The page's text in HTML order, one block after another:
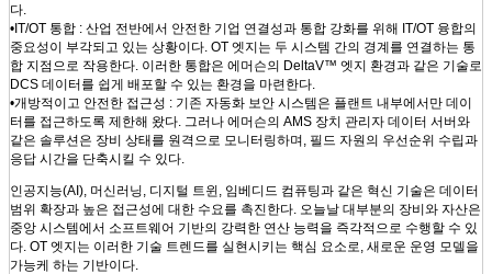
다.
•IT/OT 통합 : 산업 전반에서 안전한 기업 연결성과 통합 강화를 위해 IT/OT 융합의
중요성이 부각되고 있는 상황이다. OT 엣지는 두 시스템 간의 경계를 연결하는 통
합 지점으로 작용한다. 이러한 통합은 에머슨의 DeltaV™ 엣지 환경과 같은 기술로
DCS 데이터를 쉽게 배포할 수 있는 환경을 마련한다.
•개방적이고 안전한 접근성 : 기존 자동화 보안 시스템은 플랜트 내부에서만 데이
터를 접근하도록 제한해 왔다. 그러나 에머슨의 AMS 장치 관리자 데이터 서버와
같은 솔루션은 장비 상태를 원격으로 모니터링하며, 필드 자원의 우선순위 수립과
응답 시간을 단축시킬 수 있다.
인공지능(AI), 머신러닝, 디지털 트윈, 임베디드 컴퓨팅과 같은 혁신 기술은 데이터
범위 확장과 높은 접근성에 대한 수요를 촉진한다. 오늘날 대부분의 장비와 자산은
중앙 시스템에서 소프트웨어 기반의 강력한 연산 능력을 즉각적으로 수행할 수 있
다. OT 엣지는 이러한 기술 트렌드를 실현시키는 핵심 요소로, 새로운 운영 모델을
가능케 하는 기반이다.